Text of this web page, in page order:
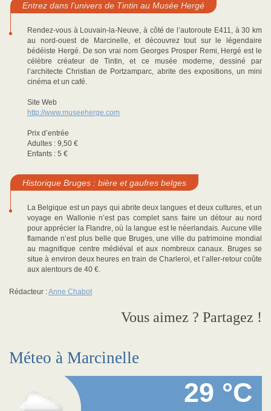
Entrez dans l’univers de Tintin au Musée Hergé
Rendez-vous à Louvain-la-Neuve, à côté de l’autoroute E411, à 30 km
au nord-ouest de Marcinelle, et découvrez tout sur le légendaire
bédéiste Hergé. De son vrai nom Georges Prosper Remi, Hergé est le
célèbre créateur de Tintin, et ce musée moderne, dessiné par
l’architecte Christian de Portzamparc, abrite des expositions, un mini
cinéma et un café.
Site Web
http://www.museeherge.com
Prix d’entrée
Adultes : 9,50 €
Enfants : 5 €
Historique Bruges : bière et gaufres belges
La Belgique est un pays qui abrite deux langues et deux cultures, et un
voyage en Wallonie n’est pas complet sans faire un détour au nord
pour apprécier la Flandre, où la langue est le néerlandais. Aucune ville
flamande n’est plus belle que Bruges, une ville du patrimoine mondial
au magnifique centre médiéval et aux nombreux canaux. Bruges se
situe à environ deux heures en train de Charleroi, et l’aller-retour coûte
aux alentours de 40 €.
Rédacteur :Anne Chabot
Vous aimez ? Partagez !
Méteo à Marcinelle
29 °C